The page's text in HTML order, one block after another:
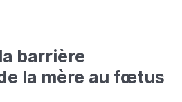
barrière
la mère au fœtus